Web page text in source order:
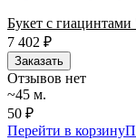
Букет с гиацинтами
7 402 ₽
Заказать
Отзывов нет
~45 м.
50 ₽
Перейти в корзину